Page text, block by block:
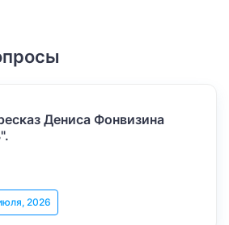
Дениса Фонвизина
2026